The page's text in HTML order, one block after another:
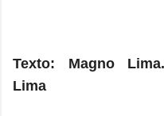
Texto: Magno
Lima